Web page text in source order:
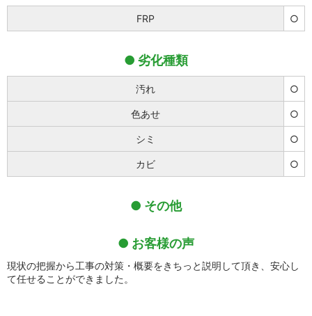
FRP ○
劣化種類
汚れ ○
色あせ ○
シミ ○
カビ ○
その他
お客様の声
現状の把握から工事の対策・概要をきちっと説明して頂き、安心し
て任せることができました。